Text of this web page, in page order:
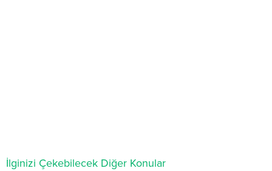
İlginizi Çekebilecek Diğer Konular